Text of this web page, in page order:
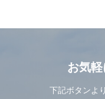
お気
下記ボタンよ